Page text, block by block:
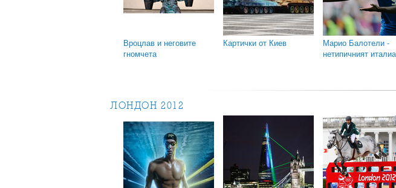
Вроцлав и неговите
гномчета
Картички от Киев
Марио Балотели -
нетипичният
ЛОНДОН 2012